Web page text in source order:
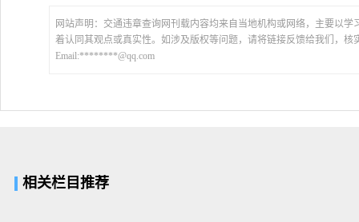
网站声明：交通违章查询网刊载内容均来自当地机构或网络，主要以
着认同其观点或真实性。如涉及版权等问题，请将链接反馈给我们，核
Email:********@qq.com
相关栏目推荐